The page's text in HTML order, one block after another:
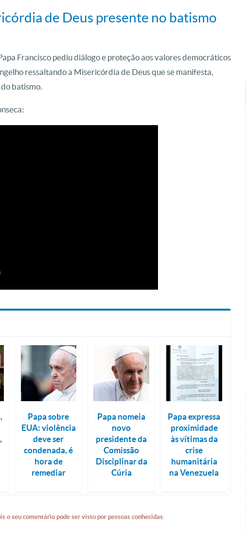
de Deus presente no batismo
Francisco pediu diálogo e proteção aos valores democráticos
ressaltando a Misericórdia de Deus que se manifesta,
batismo.
Papa sobre
EUA: violência
deve ser
condenada, é
hora de
remediar
Papa nomeia
novo
presidente da
Comissão
Disciplinar da
Cúria
Papa expressa
proximidade
às vítimas da
crise
humanitária
na Venezuela
seu comentário pode ser visto por pessoas conhecidas.